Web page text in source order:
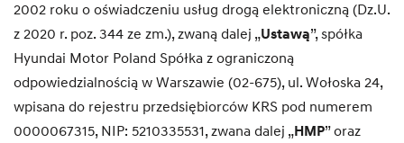
2002 roku o oświadczeniu usług drogą elektroniczną (Dz.U.
z 2020 r. poz. 344 ze zm.), zwaną dalej „Ustawą”, spółka
Hyundai Motor Poland Spółka z ograniczoną
odpowiedzialnością w Warszawie (02-675), ul. Wołoska 24,
wpisana do rejestru przedsiębiorców KRS pod numerem
0000067315, NIP: 5210335531, zwana dalej „HMP” oraz